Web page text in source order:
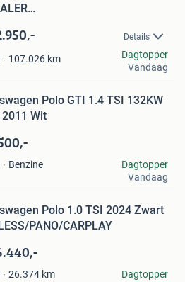
Details
107.026 km
Dagtopper
Vandaag
Polo GTI 1.4 TSI 132KW
2011 Wit
Benzine
Dagtopper
Vandaag
Polo 1.0 TSI 2024 Zwart
PANO/CARPLAY
26.374 km
Dagtopper